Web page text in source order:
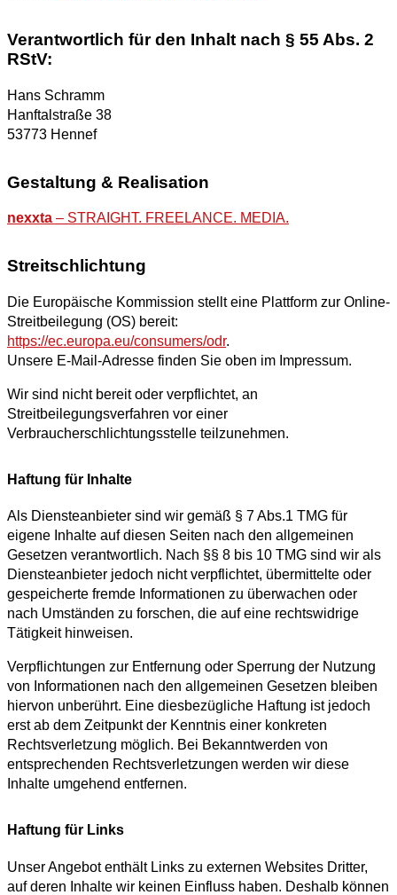
Verantwortlich für den Inhalt nach § 55 Abs. 2
RStV:
Hans Schramm
Hanftalstraße 38
53773 Hennef
Gestaltung & Realisation
nexxta – STRAIGHT. FREELANCE. MEDIA.
Streitschlichtung
Die Europäische Kommission stellt eine Plattform zur Online-
Streitbeilegung (OS) bereit:
https://ec.europa.eu/consumers/odr.
Unsere E-Mail-Adresse finden Sie oben im Impressum.
Wir sind nicht bereit oder verpflichtet, an
Streitbeilegungsverfahren vor einer
Verbraucherschlichtungsstelle teilzunehmen.
Haftung für Inhalte
Als Diensteanbieter sind wir gemäß § 7 Abs.1 TMG für
eigene Inhalte auf diesen Seiten nach den allgemeinen
Gesetzen verantwortlich. Nach §§ 8 bis 10 TMG sind wir als
Diensteanbieter jedoch nicht verpflichtet, übermittelte oder
gespeicherte fremde Informationen zu überwachen oder
nach Umständen zu forschen, die auf eine rechtswidrige
Tätigkeit hinweisen.
Verpflichtungen zur Entfernung oder Sperrung der Nutzung
von Informationen nach den allgemeinen Gesetzen bleiben
hiervon unberührt. Eine diesbezügliche Haftung ist jedoch
erst ab dem Zeitpunkt der Kenntnis einer konkreten
Rechtsverletzung möglich. Bei Bekanntwerden von
entsprechenden Rechtsverletzungen werden wir diese
Inhalte umgehend entfernen.
Haftung für Links
Unser Angebot enthält Links zu externen Websites Dritter,
auf deren Inhalte wir keinen Einfluss haben. Deshalb können